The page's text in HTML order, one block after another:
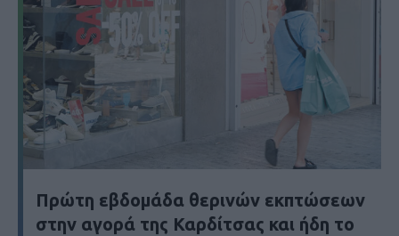
Πρώτη εβδομάδα θερινών εκπτώσεων
στην αγορά της Καρδίτσας και ήδη το